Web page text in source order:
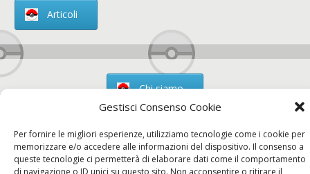
Gestisci Consenso Cookie
Per fornire le migliori esperienze, utilizziamo tecnologie come i cookie per
memorizzare e/o accedere alle informazioni del dispositivo. Il consenso a
queste tecnologie ci permetterà di elaborare dati come il comportamento
di navigazione o ID unici su questo sito. Non acconsentire o ritirare il
Articoli
Chi siamo
Contatti